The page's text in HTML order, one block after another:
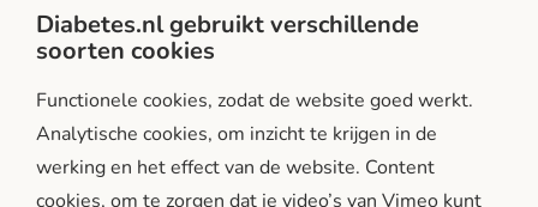
Diabetes.nl gebruikt verschillende
soorten cookies
Functionele cookies, zodat de website goed werkt.
Analytische cookies, om inzicht te krijgen in de
werking en het effect van de website. Content
cookies, om te zorgen dat je video’s van Vimeo kunt